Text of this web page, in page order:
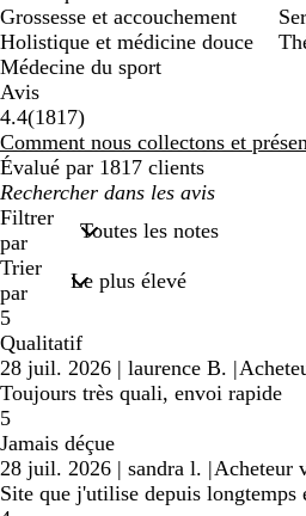
Grossesse et accouchement
Holistique et médicine douce
Médecine du sport
Avis
4.4(18171817
avis
)
Comment nous collectons et
Évalué par 1817 clients
Mes
recherches
saisies
Filtrer
par
Trier
par
5
Qualitatif
28 juil. 2026 | laurence B. |
Toujours très quali, envoi rapide
5
Jamais déçue
28 juil. 2026 | sandra l. |Acheteur
Site que j'utilise depuis longtemps